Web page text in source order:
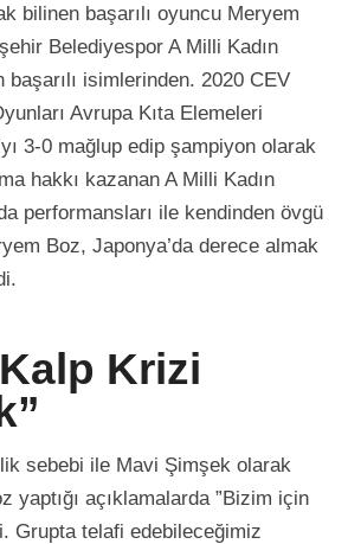
bilinen başarılı oyuncu Meryem
Belediyespor A Milli Kadın
başarılı isimlerinden. 2020 CEV
Avrupa Kıta Elemeleri
3-0 mağlup edip şampiyon olarak
hakkı kazanan A Milli Kadın
performansları ile kendinden övgü
Boz, Japonya’da derece almak
Krizi
sebebi ile Mavi Şimşek olarak
yaptığı açıklamalarda ”Bizim için
Grupta telafi edebileceğimiz